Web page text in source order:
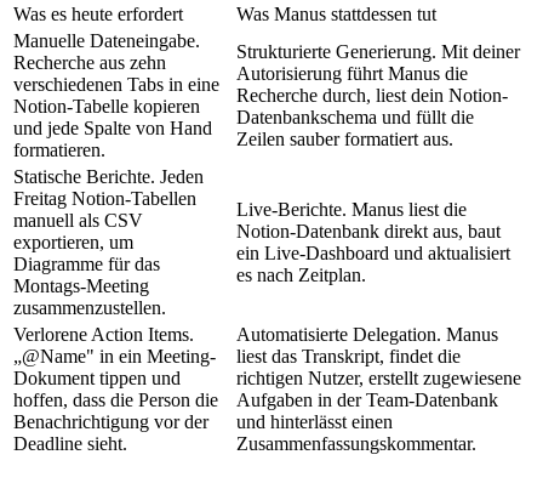
Was es heute erfordert
Was Manus stattdessen tut
Manuelle Dateneingabe.
Recherche aus zehn
verschiedenen Tabs in eine
Notion-Tabelle kopieren
und jede Spalte von Hand
formatieren.
Strukturierte Generierung. Mit deiner
Autorisierung führt Manus die
Recherche durch, liest dein Notion-
Datenbankschema und füllt die
Zeilen sauber formatiert aus.
Statische Berichte. Jeden
Freitag Notion-Tabellen
manuell als CSV
exportieren, um
Diagramme für das
Montags-Meeting
zusammenzustellen.
Live-Berichte. Manus liest die
Notion-Datenbank direkt aus, baut
ein Live-Dashboard und aktualisiert
es nach Zeitplan.
Verlorene Action Items.
„@Name" in ein Meeting-
Dokument tippen und
hoffen, dass die Person die
Benachrichtigung vor der
Deadline sieht.
Automatisierte Delegation. Manus
liest das Transkript, findet die
richtigen Nutzer, erstellt zugewiesene
Aufgaben in der Team-Datenbank
und hinterlässt einen
Zusammenfassungskommentar.